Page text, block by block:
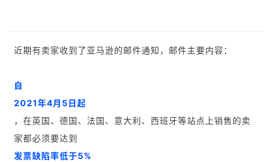
近期有卖家收到了亚马逊的邮件通知，邮件主要内容：
自
2021年4月5日起
，在英国、德国、法国、意大利、西班牙等站点上销售的卖
家都必须要达到
发票缺陷率低于5%